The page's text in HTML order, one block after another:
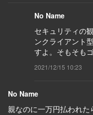
No Name
セキュリティの
ンクライアント
すよ。そもそも
2021/12/15 10:23
No Name
親なのに一万円払われた